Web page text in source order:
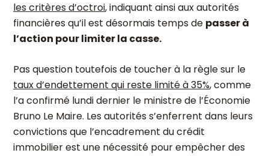
les critères d’octroi, indiquant ainsi aux autorités
financières qu’il est désormais temps de passer à
l’action pour limiter la casse.
Pas question toutefois de toucher à la règle sur le
taux d’endettement qui reste limité à 35%, comme
l’a confirmé lundi dernier le ministre de l’Économie
Bruno Le Maire. Les autorités s’enferrent dans leurs
convictions que l’encadrement du crédit
immobilier est une nécessité pour empêcher des